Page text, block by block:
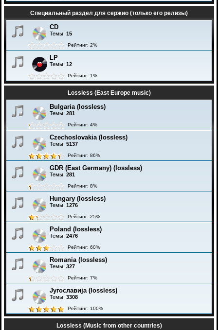
Специальный раздел для сержио (только его релизы)
CD
Темы: 15
Рейтинг: 2%
LP
Темы: 12
Рейтинг: 1%
Lossless (East Europe music)
Bulgaria (lossless)
Темы: 281
Рейтинг: 4%
Czechoslovakia (lossless)
Темы: 5137
Рейтинг: 86%
GDR (East Germany) (lossless)
Темы: 281
Рейтинг: 8%
Hungary (lossless)
Темы: 1276
Рейтинг: 25%
Poland (lossless)
Темы: 2476
Рейтинг: 60%
Romania (lossless)
Темы: 327
Рейтинг: 7%
Југославија (lossless)
Темы: 3308
Рейтинг: 100%
Lossless (Music from other countries)